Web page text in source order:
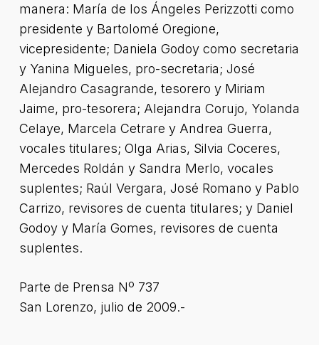
manera: María de los Ángeles Perizzotti como
presidente y Bartolomé Oregione,
vicepresidente; Daniela Godoy como secretaria
y Yanina Migueles, pro-secretaria; José
Alejandro Casagrande, tesorero y Miriam
Jaime, pro-tesorera; Alejandra Corujo, Yolanda
Celaye, Marcela Cetrare y Andrea Guerra,
vocales titulares; Olga Arias, Silvia Coceres,
Mercedes Roldán y Sandra Merlo, vocales
suplentes; Raúl Vergara, José Romano y Pablo
Carrizo, revisores de cuenta titulares; y Daniel
Godoy y María Gomes, revisores de cuenta
suplentes.
Parte de Prensa Nº 737
San Lorenzo, julio de 2009.-